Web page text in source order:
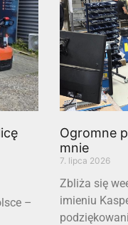
–
Ogromne
mnie
7. lipca 2026
Zbliża się
imieniu